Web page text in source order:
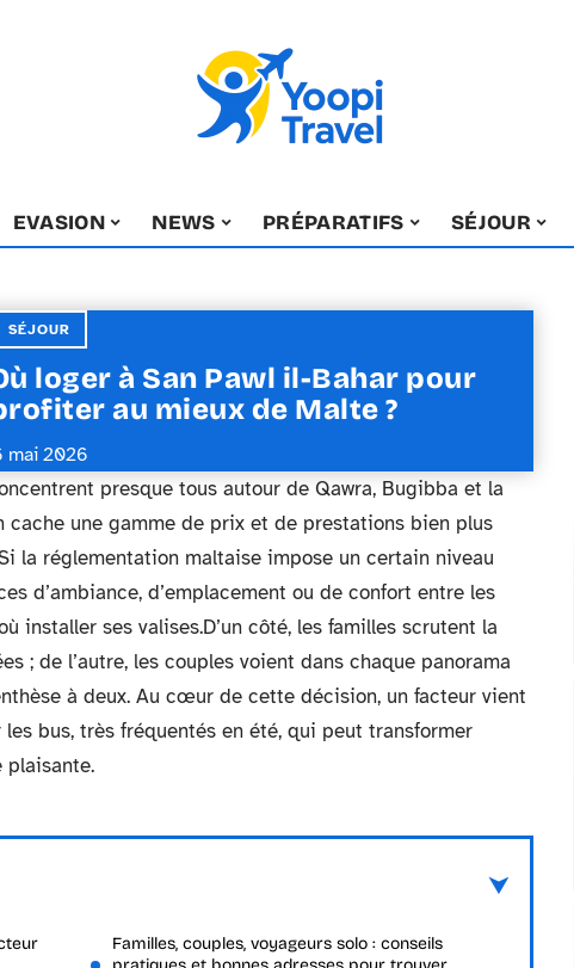
EVASION NEWS PRÉPARATIFS SÉJOUR
SÉJOUR
loger à San Pawl il-Bahar pour
au mieux de Malte ?
mai 2026
presque tous autour de Qawra, Bugibba et la
une gamme de prix et de prestations bien plus
la réglementation maltaise impose un certain niveau
d’ambiance, d’emplacement ou de confort entre les
installer ses valises.D’un côté, les familles scrutent la
; de l’autre, les couples voient dans chaque panorama
à deux. Au cœur de cette décision, un facteur vient
bus, très fréquentés en été, qui peut transformer
plaisante.
Familles, couples, voyageurs solo : conseils